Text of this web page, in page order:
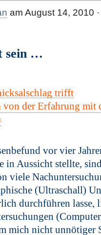
am August 14, 2010
sein …
trifft
der Erfahrung mit
vor vier
in Aussicht stellte,
viele
(Ultraschall)
durchführen lasse,
mich nicht unnötiger